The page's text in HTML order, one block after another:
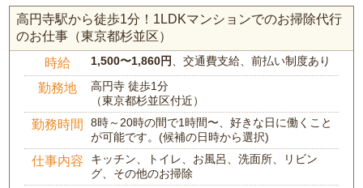
高円寺駅から徒歩1分！1LDKマンションでのお掃除代行
のお仕事（東京都杉並区）
時給 1,500〜1,860円 、交通費支給、前払い制度あり
勤務地
高円寺 徒歩1分
（東京都杉並区付近）
勤務時間
8時～20時の間で1時間〜、好きな日に働くこと
が可能です。(候補の日時から選択)
仕事内容
キッチン、トイレ、お風呂、洗面所、リビン
グ、その他のお掃除